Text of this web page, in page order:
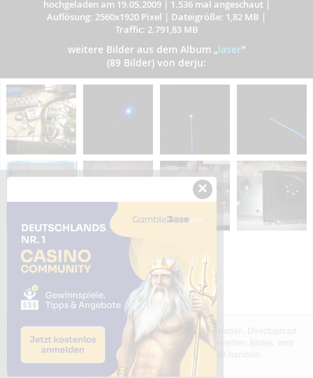
hochgeladen am 19.05.2009| 1.536 mal angeschaut|
Auflösung: 2560x1920 Pixel | Dateigröße: 1,82 MB |
Traffic: 2.791,83 MB
weitere Bilder aus dem Album „laser”
(89 Bilder) von derju:
Das dargestellte Bild wurde von einem Nutzer hochgeladen. Directupload
übernimmt keinerlei Haftung für den Inhalt des dargestellten Bildes, wird
jedoch bei Verstößen nach §2(3) unserer AGB handeln.
×